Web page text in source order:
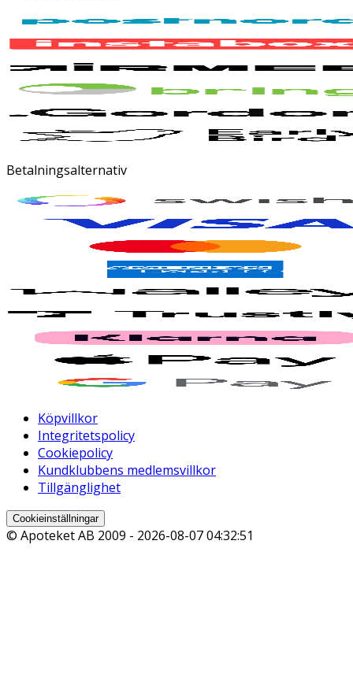
Betalningsalternativ
Köpvillkor
Integritetspolicy
Cookiepolicy
Kundklubbens medlemsvillkor
Tillgänglighet
Cookieinställningar
© Apoteket AB 2009 - 2026-08-07 04:32:51